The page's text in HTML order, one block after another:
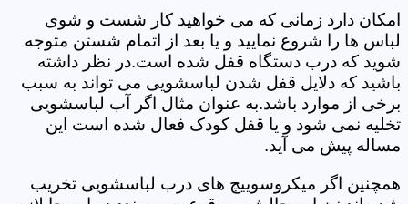
امکان دارد زمانی که می خواهید کار شست و شوی
لباس ها را شروع نمایید و یا بعد از اتمام شستن متوجه
شوید که درب دستگاه قفل شده است.در نظر داشته
باشید که دلایل قفل شدن لباسشویی می تواند به سبب
برخی از موارد باشد.به عنوان مثال اگر آب لباسشویی
تخلیه نمی شود و یا قفل کودک فعال شده است این
مساله پیش می آید.
همچنین اگر میکروسوییچ های درب لباسشویی تخریب